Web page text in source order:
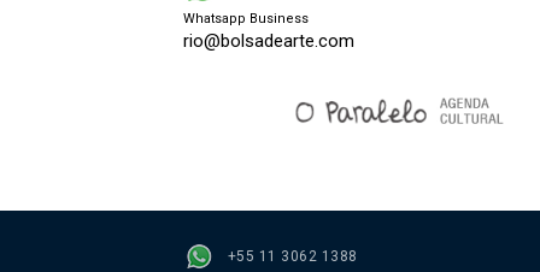
Whatsapp Business
rio@bolsadearte.com
+55 11 3062 1388